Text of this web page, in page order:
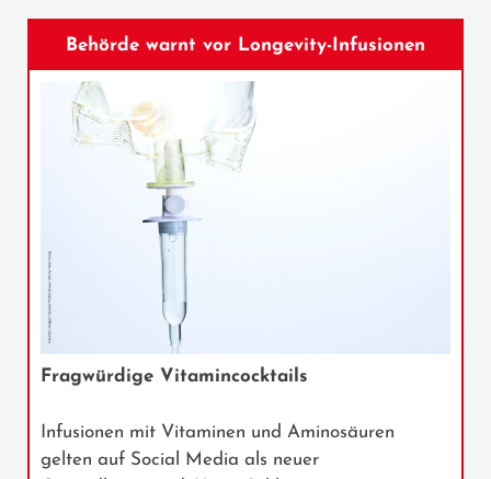
Behörde warnt vor Longevity-Infusionen
Fragwürdige Vitamincocktails
Infusionen mit Vitaminen und Aminosäuren
gelten auf Social Media als neuer